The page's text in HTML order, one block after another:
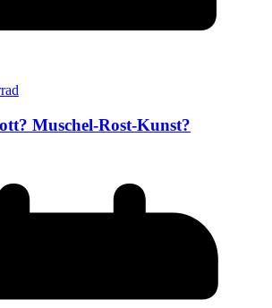
Muschel-Rost-Kunst?